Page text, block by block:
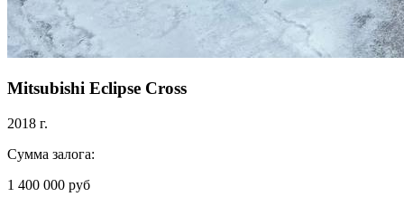
Mitsubishi Eclipse Cross
2018 г.
Сумма залога:
1 400 000 руб